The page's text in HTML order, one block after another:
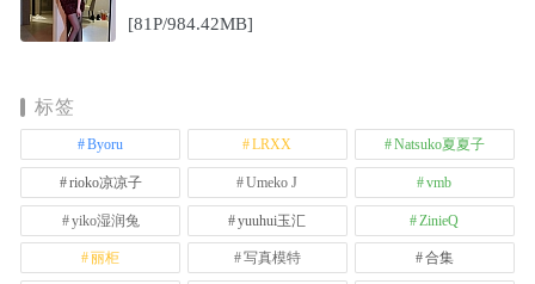
[81P/984.42MB]
标签
Byoru LRXX Natsuko夏夏子
rioko凉凉子 Umeko J vmb
yiko湿润兔 yuuhui玉汇 ZinieQ
丽柜 写真模特 合集